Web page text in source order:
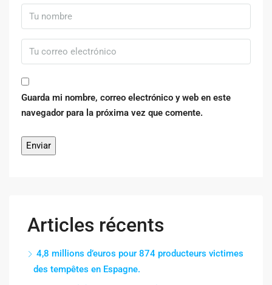
Guarda mi nombre, correo electrónico y web en este
navegador para la próxima vez que comente.
Articles récents
4,8 millions d’euros pour 874 producteurs victimes
des tempêtes en Espagne.